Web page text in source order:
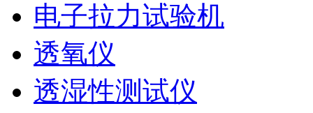
电子拉力试验机
透氧仪
透湿性测试仪